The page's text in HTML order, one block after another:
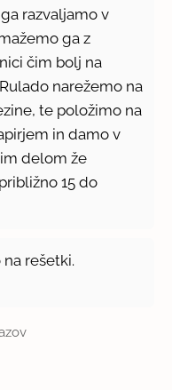
razvaljamo v
ga z
čim bolj na
narežemo na
te položimo na
in damo v
delom že
15 do
rešetki.